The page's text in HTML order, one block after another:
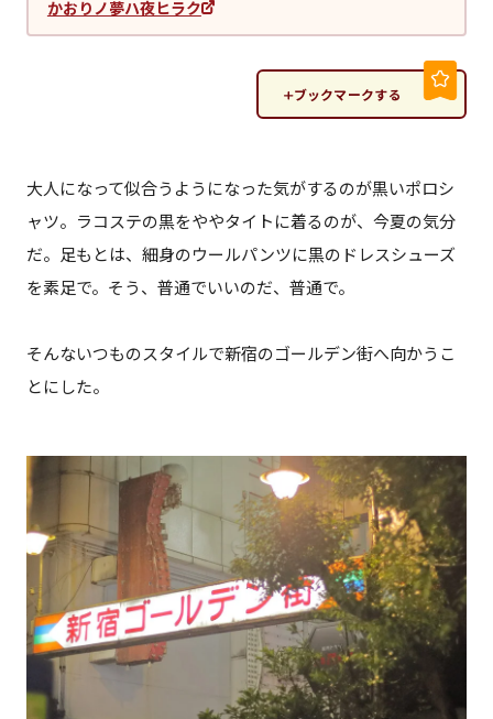
かおりノ夢ハ夜ヒラク
ブックマークする
大人になって似合うようになった気がするのが黒いポロシ
ャツ。ラコステの黒をややタイトに着るのが、今夏の気分
だ。足もとは、細身のウールパンツに黒のドレスシューズ
を素足で。そう、普通でいいのだ、普通で。
そんないつものスタイルで新宿のゴールデン街へ向かうこ
とにした。